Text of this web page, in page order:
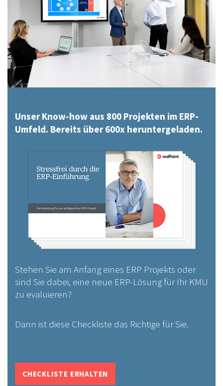
Unser Know-how aus 800 Projekten im ERP-
Umfeld. Bereits über 600x heruntergeladen.
Stehen Sie am Anfang eines ERP Projekts oder
sind Sie dabei, eine neue ERP-Lösung für Ihr KMU
zu evaluieren?
Dann ist diese Checkliste das Richtige für Sie.
CHECKLISTE ERHALTEN